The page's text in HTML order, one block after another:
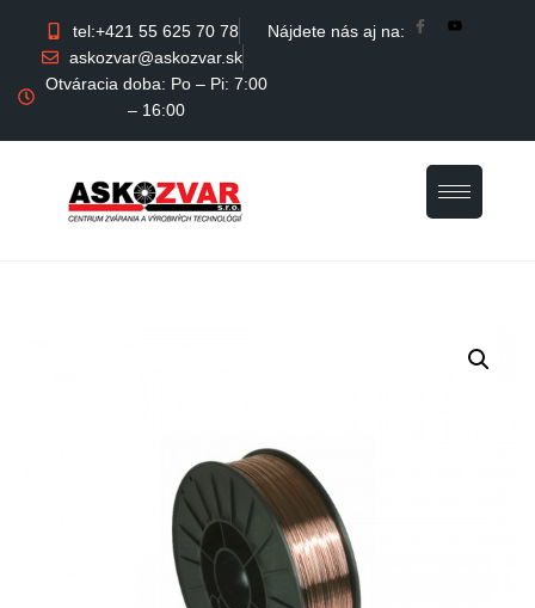
tel:+421 55 625 70 78
askozvar@askozvar.sk
Otváracia doba: Po – Pi: 7:00
– 16:00
Nájdete nás aj na: